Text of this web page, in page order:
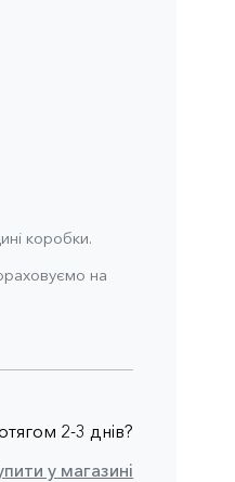
коробки.
на
2-3 днів?
у магазині